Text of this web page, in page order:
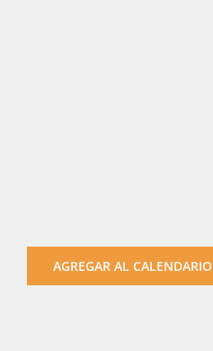
AGREGAR AL CALENDARIO